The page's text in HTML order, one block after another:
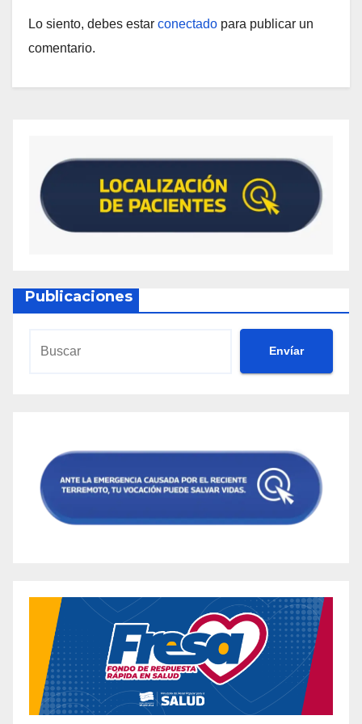
Lo siento, debes estar conectado para publicar un
comentario.
Publicaciones
Envíar